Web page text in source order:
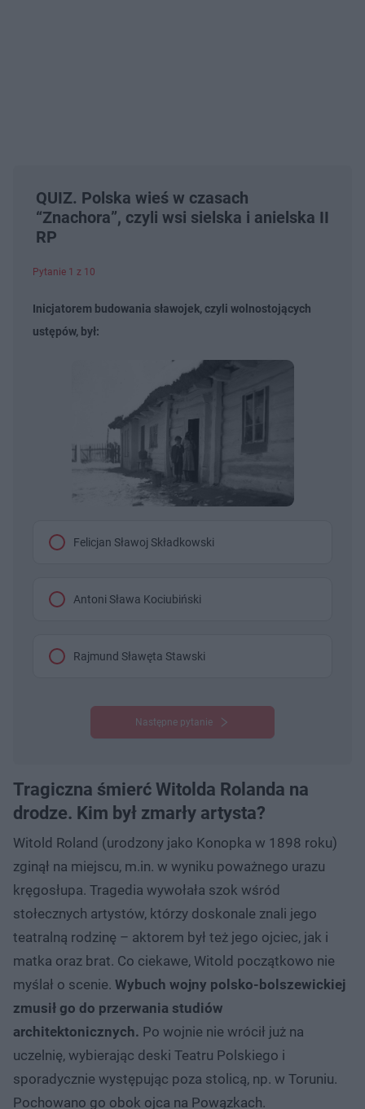
QUIZ. Polska wieś w czasach
“Znachora”, czyli wsi sielska i anielska II
RP
Pytanie 1 z 10
Inicjatorem budowania sławojek, czyli wolnostojących
ustępów, był:
Felicjan Sławoj Składkowski
Antoni Sława Kociubiński
Rajmund Sławęta Stawski
Następne pytanie
Tragiczna śmierć Witolda Rolanda na
drodze. Kim był zmarły artysta?
Witold Roland (urodzony jako Konopka w 1898 roku)
zginął na miejscu, m.in. w wyniku poważnego urazu
kręgosłupa. Tragedia wywołała szok wśród
stołecznych artystów, którzy doskonale znali jego
teatralną rodzinę – aktorem był też jego ojciec, jak i
matka oraz brat. Co ciekawe, Witold początkowo nie
myślał o scenie. Wybuch wojny polsko-bolszewickiej
zmusił go do przerwania studiów
architektonicznych. Po wojnie nie wrócił już na
uczelnię, wybierając deski Teatru Polskiego i
sporadycznie występując poza stolicą, np. w Toruniu.
Pochowano go obok ojca na Powązkach.